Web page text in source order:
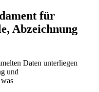
für
Abzeichnung
Daten unterliegen
und